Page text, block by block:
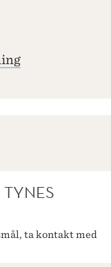
ta kontakt med